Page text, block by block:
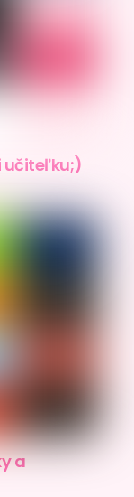
učiteľku;)
a